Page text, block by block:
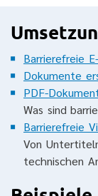
Barrierefreie
Dokumente
PDF-
Was sind
Barrierefreie
Von
technischen